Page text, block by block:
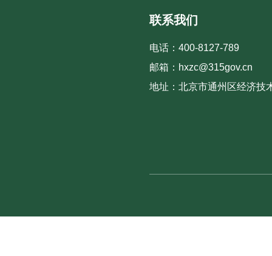
联系我们
电话：400-8127-789
邮箱：hxzc@315gov.cn
地址：北京市通州区经济技